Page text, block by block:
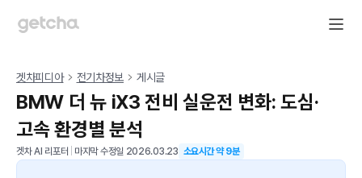
겟차피디아 전기차정보 게시글
BMW 더 뉴 iX3 전비 실운전 변화: 도심·
고속 환경별 분석
겟차 AI 리포터 마지막 수정일 2026.03.23 소요시간 약9분